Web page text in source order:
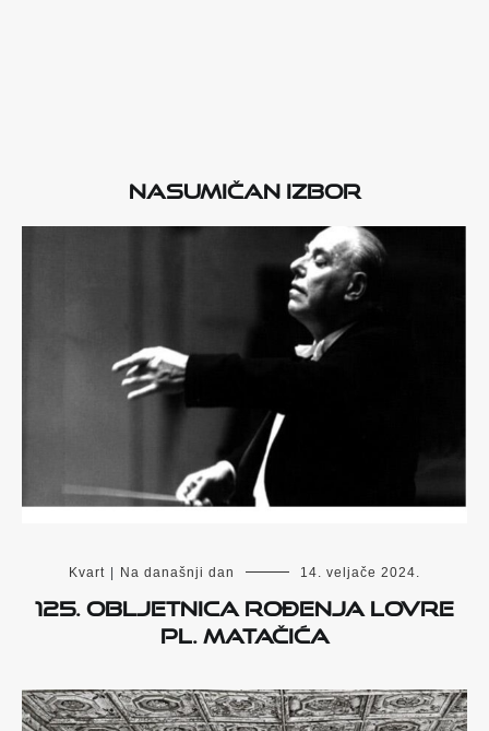
Nasumičan izbor
Kvart | Na današnji dan 14. veljače 2024.
125. obljetnica rođenja Lovre
pl. Matačića